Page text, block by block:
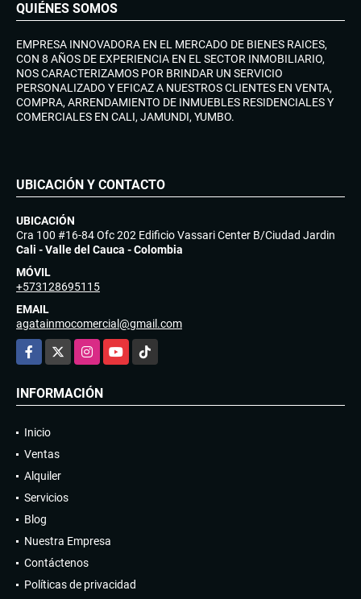
QUIÉNES SOMOS
EMPRESA INNOVADORA EN EL MERCADO DE BIENES RAICES,
CON 8 AÑOS DE EXPERIENCIA EN EL SECTOR INMOBILIARIO,
NOS CARACTERIZAMOS POR BRINDAR UN SERVICIO
PERSONALIZADO Y EFICAZ A NUESTROS CLIENTES EN VENTA,
COMPRA, ARRENDAMIENTO DE INMUEBLES RESIDENCIALES Y
COMERCIALES EN CALI, JAMUNDI, YUMBO.
UBICACIÓN Y CONTACTO
UBICACIÓN
Cra 100 #16-84 Ofc 202 Edificio Vassari Center B/Ciudad Jardin
Cali - Valle del Cauca - Colombia
MÓVIL
+573128695115
EMAIL
agatainmocomercial@gmail.com
Facebook
InstagramYouTubeTikTok
INFORMACIÓN
Inicio
Ventas
Alquiler
Servicios
Blog
Nuestra Empresa
Contáctenos
Políticas de privacidad